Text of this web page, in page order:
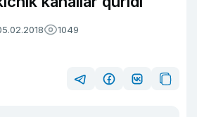
1049